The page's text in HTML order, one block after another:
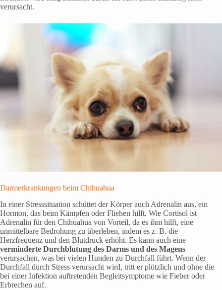
verursacht.
Darmerkrankungen beim Chihuahua
In einer Stresssituation schüttet der Körper auch Adrenalin aus, ein
Hormon, das beim Kämpfen oder Fliehen hilft. Wie Cortisol ist
Adrenalin für den Chihuahua von Vorteil, da es ihm hilft, eine
unmittelbare Bedrohung zu überleben, indem es z. B. die
Herzfrequenz und den Blutdruck erhöht. Es kann auch eine
verminderte Durchblutung des Darms und des Magens
verursachen, was bei vielen Hunden zu Durchfall führt. Wenn der
Durchfall durch Stress verursacht wird, tritt er plötzlich und ohne die
bei einer Infektion auftretenden Begleitsymptome wie Fieber oder
Erbrechen auf.